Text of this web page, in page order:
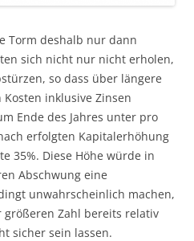
Torm deshalb nur dann
sich nicht nur nicht erholen,
so dass über längere
inklusive Zinsen
Ende des Jahres unter pro
erfolgten Kapitalerhöhung
35%. Diese Höhe würde in
Abschwung eine
unwahrscheinlich machen,
Zahl bereits relativ
sicher sein lassen.